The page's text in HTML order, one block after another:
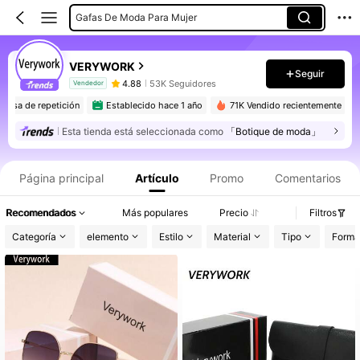
Gafas De Moda Para Mujer
VERYWORK
Vendedor 4.88 53K Seguidores
Seguir
tasa de repetición Establecido hace 1 año 71K Vendido recientemente
Esta tienda está seleccionada como 「Botique de moda」
Página principal Artículo Promo Comentarios
Recomendados Más populares Precio
Filtros
Categoría
elemento Estilo Material Tipo Forma